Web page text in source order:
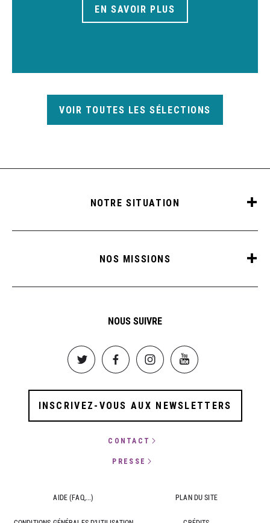
EN SAVOIR PLUS
VOIR TOUTES LES SÉLECTIONS
NOTRE SITUATION
NOS MISSIONS
NOUS SUIVRE
Image Image Image Image
INSCRIVEZ-VOUS AUX NEWSLETTERS
CONTACT
PRESSE
AIDE (FAQ,...) PLAN DU SITE